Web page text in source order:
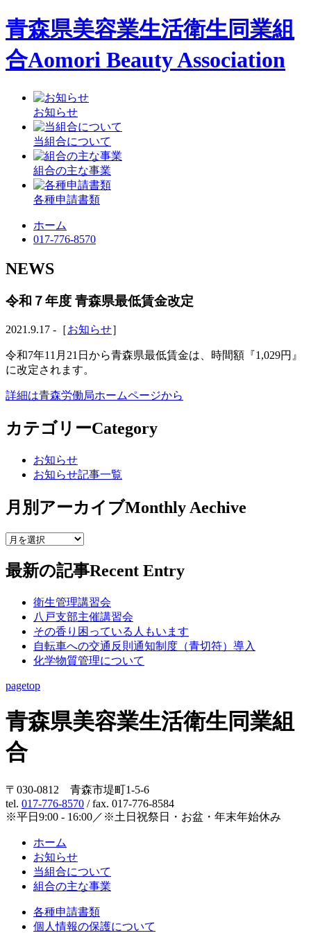
青森県美容業生活衛生同業組
合Aomori Beauty Association
お知らせ
当組合について
組合の主な事業
各種申請書類
ホーム
017-776-8570
NEWS
令和７年度 青森県最低賃金改定
2021.9.17 -［お知らせ］
令和7年11月21日から青森県最低賃金は、時間額『1,029円』
に改定されます。
詳細は青森労働局ホームページから
カテゴリーCategory
お知らせ
お知らせ記事一覧
月別アーカイブMonthly Aechive
最新の記事Recent Entry
衛生管理講習会
八戸支部主催講習会
その香り困っている人もいます
自転車への交通反則通知制度（青切符）導入
化学物質管理について
pagetop
青森県美容業生活衛生同業組
合
〒030-0812 青森市堤町1-5-6
tel. 017-776-8570 / fax. 017-776-8584
※平日9:00 - 16:00／※土日祝祭日・お盆・年末年始休み
ホーム
お知らせ
当組合について
組合の主な事業
各種申請書類
個人情報の保護について